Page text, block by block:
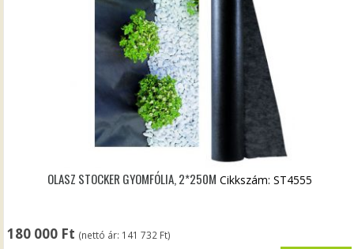
OLASZ STOCKER GYOMFÓLIA, 2*250M
180 000 Ft (nettó ár: 141 732 Ft)
Cikkszám: ST4555